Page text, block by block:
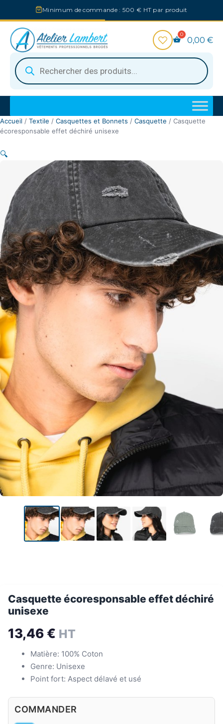
au
contenu
Minimum de commande : 500 € HT par produit
Recherche
de
produits
0,00 €
Accueil / Textile / Casquettes et Bonnets / Casquette / Casquette
écoresponsable effet déchiré unisexe
🔍
Casquette écoresponsable effet déchiré
unisexe
13,46 € HT
Matière: 100% Coton
Genre: Unisexe
Point fort: Aspect délavé et usé
COMMANDER